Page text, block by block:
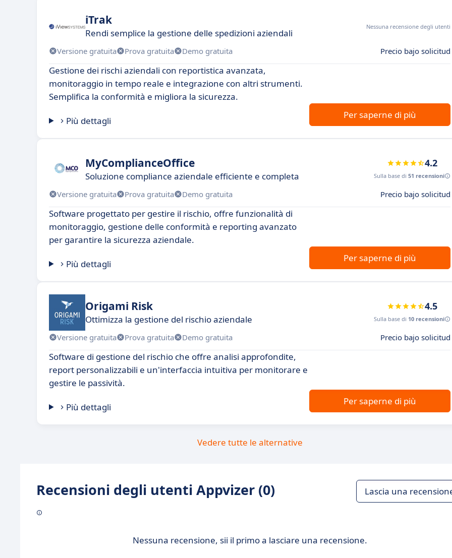
iTrak
Rendi semplice la gestione delle spedizioni aziendali
Nessuna recensione degli utenti
Versione gratuita Prova gratuita Demo gratuita Precio bajo solicitud
Gestione dei rischi aziendali con reportistica avanzata,
monitoraggio in tempo reale e integrazione con altri strumenti.
Semplifica la conformità e migliora la sicurezza.
Più dettagli
Per saperne di più
MyComplianceOffice
Soluzione compliance aziendale efficiente e completa
4.2
Sulla base di 51 recensioni
Versione gratuita Prova gratuita Demo gratuita Precio bajo solicitud
Software progettato per gestire il rischio, offre funzionalità di
monitoraggio, gestione delle conformità e reporting avanzato
per garantire la sicurezza aziendale.
Più dettagli
Per saperne di più
Origami Risk
Ottimizza la gestione del rischio aziendale
4.5
Sulla base di 10 recensioni
Versione gratuita Prova gratuita Demo gratuita Precio bajo solicitud
Software di gestione del rischio che offre analisi approfondite,
report personalizzabili e un'interfaccia intuitiva per monitorare e
gestire le passività.
Più dettagli
Per saperne di più
Vedere tutte le alternative
Recensioni degli utenti Appvizer (0) Lascia una
Nessuna recensione, sii il primo a lasciare una recensione.